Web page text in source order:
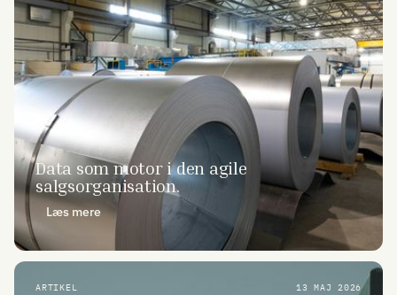
Data som motor i den agile
salgsorganisation.
Læs mere
ARTIKEL 13 MAJ 2026